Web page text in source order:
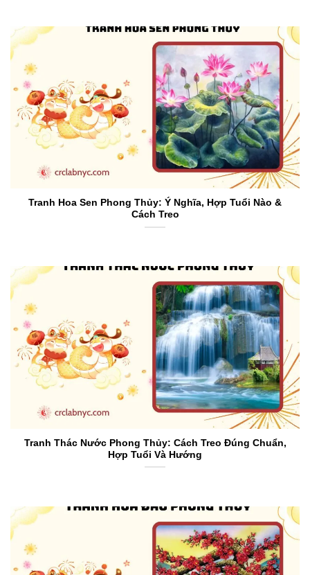
Tranh Hoa Sen Phong Thủy: Ý Nghĩa, Hợp Tuổi Nào &
Cách Treo
Tranh Thác Nước Phong Thủy: Cách Treo Đúng Chuẩn,
Hợp Tuổi Và Hướng